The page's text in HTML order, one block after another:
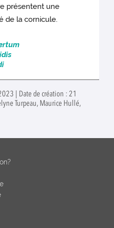
présentent une
de la cornicule.
| Date de création : 21
Turpeau, Maurice Hullé,